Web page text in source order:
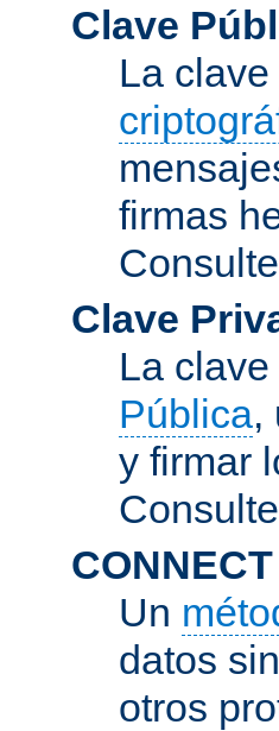
Clave
La
firmas
Clave
La
Pública,
y firmar
CONNECT
Un
datos
otros